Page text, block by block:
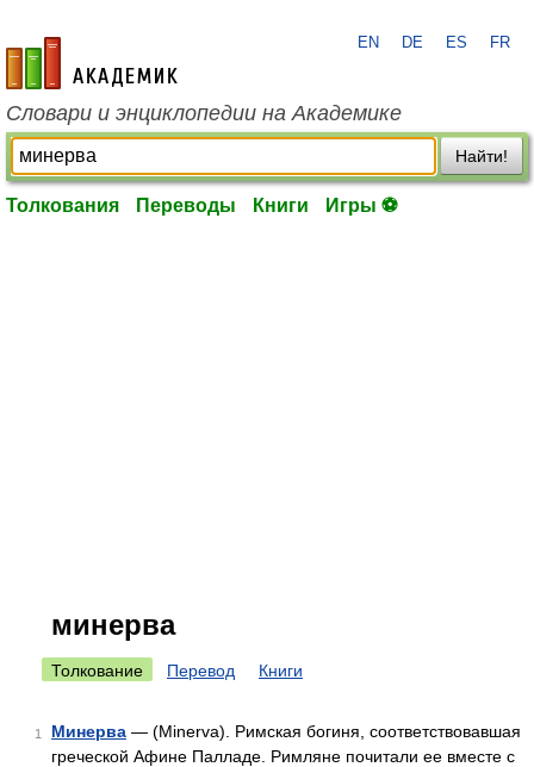
academic.ru
EN DE ES FR
Словари и энциклопедии на Академике
Найти!
Толкования Переводы Книги Игры ⚽
минерва
Толкование Перевод Книги
1 Минерва — (Minerva). Римская богиня, соответствовавшая
греческой Афине Палладе. Римляне почитали ее вместе с